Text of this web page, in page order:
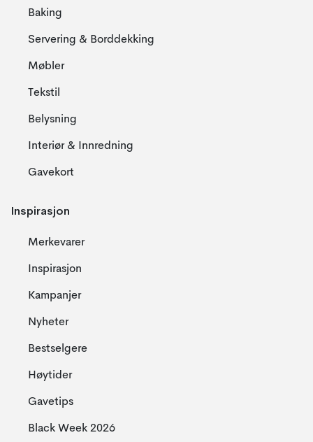
Baking
Servering & Borddekking
Møbler
Tekstil
Belysning
Interiør & Innredning
Gavekort
Inspirasjon
Merkevarer
Inspirasjon
Kampanjer
Nyheter
Bestselgere
Høytider
Gavetips
Black Week 2026